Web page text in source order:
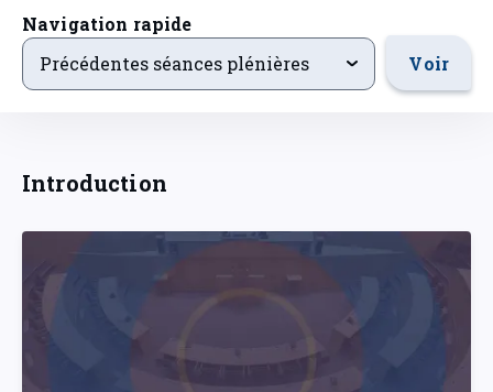
Navigation rapide
precedentsevenements
Précédentes séances plénières Voir
Introduction